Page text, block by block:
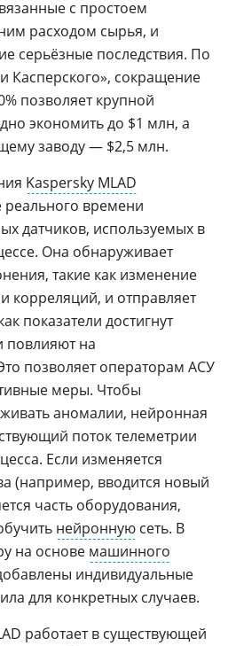
с простоем
расходом сырья, и
серьёзные последствия. По
Касперского», сокращение
позволяет крупной
экономить до $1 млн, а
заводу — $2,5 млн.
Kaspersky MLAD
времени
датчиков, используемых в
Она обнаруживает
такие как изменение
корреляций, и отправляет
показатели достигнут
повлияют на
позволяет операторам АСУ
меры. Чтобы
аномалии, нейронная
поток телеметрии
Если изменяется
(например, вводится новый
часть оборудования,
нейронную сеть. В
на основе машинного
индивидуальные
для конкретных случаев.
работает в существующей